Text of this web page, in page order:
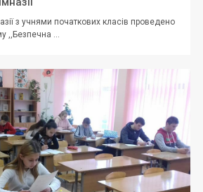
з учнями початкових класів проведено
,,Безпечна ...